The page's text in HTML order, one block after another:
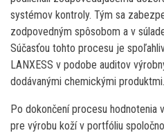
systémov kontroly. Tým sa
zodpovedným spôsobom a v
Súčasťou tohto procesu je
LANXESS v podobe auditov
dodávanými chemickými produktmi.
Po dokončení procesu hodnotenia
pre výrobu koží v portfóliu